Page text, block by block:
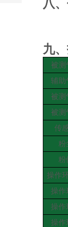
八
九
被测
辅助
被测
被测
传
粉
粉
操作
操作
操作
操作